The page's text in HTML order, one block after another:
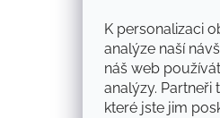
K personalizaci
analýze naší
náš web
analýzy.
které jste jim
jak pro
Hlavní